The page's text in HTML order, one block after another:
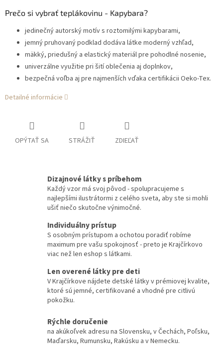
Prečo si vybrať teplákovinu - Kapybara?
jedinečný autorský motív s roztomilými kapybarami,
jemný pruhovaný podklad dodáva látke moderný vzhľad,
mäkký, priedušný a elastický materiál pre pohodlné nosenie,
univerzálne využitie pri šití oblečenia aj doplnkov,
bezpečná voľba aj pre najmenších vďaka certifikácii Oeko-Tex.
Detailné informácie
OPÝTAŤ SA STRÁŽIŤ ZDIEĽAŤ
Dizajnové látky s príbehom
Každý vzor má svoj pôvod - spolupracujeme s
najlepšími ilustrátormi z celého sveta, aby ste si mohli
ušiť niečo skutočne výnimočné.
Individuálny prístup
S osobným prístupom a ochotou poradiť robíme
maximum pre vašu spokojnosť - preto je Krajčírkovo
viac než len eshop s látkami.
Len overené látky pre deti
V Krajčírkove nájdete detské látky v prémiovej kvalite,
ktoré sú jemné, certifikované a vhodné pre citlivú
pokožku.
Rýchle doručenie
na akúkoľvek adresu na Slovensku, v Čechách, Poľsku,
Maďarsku, Rumunsku, Rakúsku a v Nemecku.